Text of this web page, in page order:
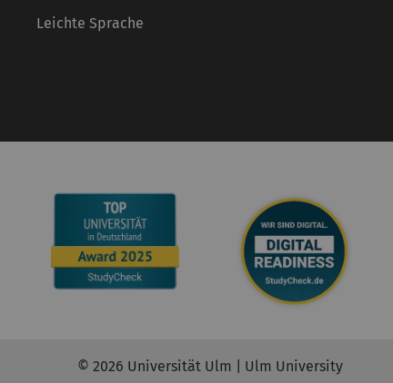
Leichte Sprache
© 2026 Universität Ulm | Ulm University